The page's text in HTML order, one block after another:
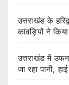
उत्तराखंड के
कांवड़ियों ने
उत्तराखंड में
जा रहा पानी,